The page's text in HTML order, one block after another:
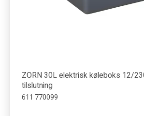
ZORN 30L elektrisk køleboks 12/
tilslutning
611 770099